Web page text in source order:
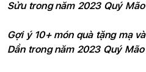
Sửu trong năm 2023 Quý Mão
Gợi ý 10+ món quà tặng mạ
Dần trong năm 2023 Quý Mão